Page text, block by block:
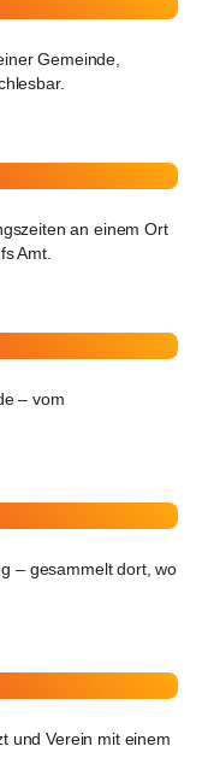
Gemeinde,
an einem Ort
Amt.
– vom
– gesammelt dort, wo
und Verein mit einem